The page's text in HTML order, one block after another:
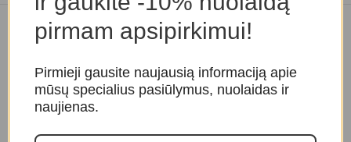
Panašios prekės
pirmam apsipirkimui!
Pirmieji gausite naujausią informaciją apie
mūsų specialius pasiūlymus, nuolaidas ir
naujienas.